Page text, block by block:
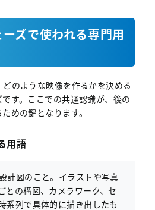
ズで使われる専門用
のような映像を作るかを決める
す。ここでの共通認識が、後の
めの鍵となります。
用語
計図のこと。イラストや写真
との構図、カメラワーク、セ
系列で具体的に描き出したも